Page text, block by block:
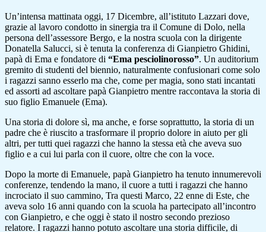
Un’intensa mattinata oggi, 17 Dicembre, all’istituto Lazzari dove,
grazie al lavoro condotto in sinergia tra il Comune di Dolo, nella
persona dell’assessore Bergo, e la nostra scuola con la dirigente
Donatella Salucci, si è tenuta la conferenza di Gianpietro Ghidini,
papà di Ema e fondatore di “Ema pesciolinorosso”. Un auditorium
gremito di studenti del biennio, naturalmente confusionari come solo
i ragazzi sanno esserlo ma che, come per magia, sono stati incantati
ed assorti ad ascoltare papà Gianpietro mentre raccontava la storia di
suo figlio Emanuele (Ema).
Una storia di dolore sì, ma anche, e forse soprattutto, la storia di un
padre che è riuscito a trasformare il proprio dolore in aiuto per gli
altri, per tutti quei ragazzi che hanno la stessa età che aveva suo
figlio e a cui lui parla con il cuore, oltre che con la voce.
Dopo la morte di Emanuele, papà Gianpietro ha tenuto innumerevoli
conferenze, tendendo la mano, il cuore a tutti i ragazzi che hanno
incrociato il suo cammino, Tra questi Marco, 22 enne di Este, che
aveva solo 16 anni quando con la scuola ha partecipato all’incontro
con Gianpietro, e che oggi è stato il nostro secondo prezioso
relatore. I ragazzi hanno potuto ascoltare una storia difficile, di